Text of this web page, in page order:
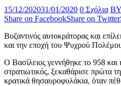
15/12/202031/01/2020 0 Σχόλια
Share on FacebookShare on Twitter
Βυζαντινός αυτοκράτορας και
και την εποχή του Ψυχρού
Ο Βασίλειος γεννήθηκε το 958
στρατιωτικός, ξεκαθάρισε πρώτα
κρατικά θησαυροφυλάκια, όταν